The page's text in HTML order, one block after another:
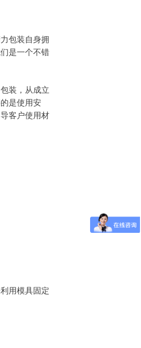
包装自身拥
是一个不错
装，从成立
是使用安
客户使用材
用模具固定